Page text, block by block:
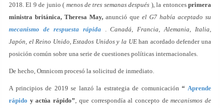
2018. El 9 de junio ( menos de tres semanas después ), la entoncesprimera
ministra británica, Theresa May, anunció que el G7 había aceptado su
mecanismo de respuesta rápida .Canadá, Francia, Alemania, Italia,
Japón, el Reino Unido, Estados Unidos y la UEhan acordado defender una
posición común sobre una serie de cuestiones políticas internacionales.
De hecho, Omnicom procesó la solicitud de inmediato.
A principios de 2019 se lanzó la estrategia de comunicación“ Aprende
rápido y actúa rápido” , que correspondía al concepto demecanismos de